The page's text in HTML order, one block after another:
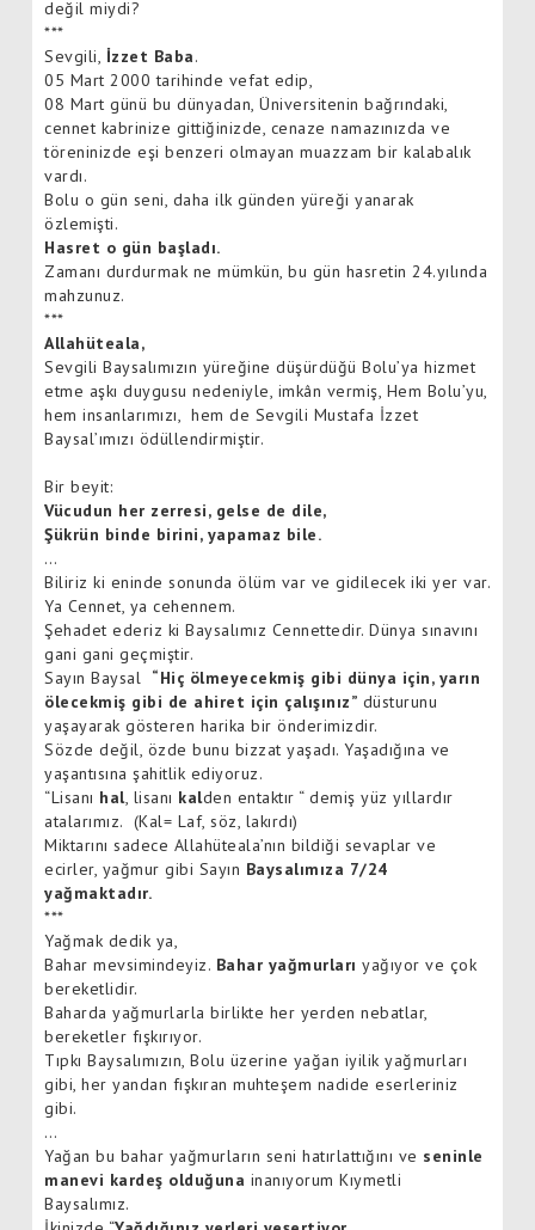
değil miydi?
***
Sevgili, İzzet Baba.
05 Mart 2000 tarihinde vefat edip,
08 Mart günü bu dünyadan, Üniversitenin bağrındaki,
cennet kabrinize gittiğinizde, cenaze namazınızda ve
töreninizde eşi benzeri olmayan muazzam bir kalabalık
vardı.
Bolu o gün seni, daha ilk günden yüreği yanarak
özlemişti.
Hasret o gün başladı.
Zamanı durdurmak ne mümkün, bu gün hasretin 24.yılında
mahzunuz.
***
Allahüteala,
Sevgili Baysalımızın yüreğine düşürdüğü Bolu’ya hizmet
etme aşkı duygusu nedeniyle, imkân vermiş, Hem Bolu’yu,
hem insanlarımızı, hem de Sevgili Mustafa İzzet
Baysal’ımızı ödüllendirmiştir.
Bir beyit:
Vücudun her zerresi, gelse de dile,
Şükrün binde birini, yapamaz bile.
…
Biliriz ki eninde sonunda ölüm var ve gidilecek iki yer var.
Ya Cennet, ya cehennem.
Şehadet ederiz ki Baysalımız Cennettedir. Dünya sınavını
gani gani geçmiştir.
Sayın Baysal “Hiç ölmeyecekmiş gibi dünya için, yarın
ölecekmiş gibi de ahiret için çalışınız” düsturunu
yaşayarak gösteren harika bir önderimizdir.
Sözde değil, özde bunu bizzat yaşadı. Yaşadığına ve
yaşantısına şahitlik ediyoruz.
“Lisanı hal, lisanı kalden entaktır “ demiş yüz yıllardır
atalarımız. (Kal= Laf, söz, lakırdı)
Miktarını sadece Allahüteala’nın bildiği sevaplar ve
ecirler, yağmur gibi Sayın Baysalımıza 7/24
yağmaktadır.
***
Yağmak dedik ya,
Bahar mevsimindeyiz. Bahar yağmurları yağıyor ve çok
bereketlidir.
Baharda yağmurlarla birlikte her yerden nebatlar,
bereketler fışkırıyor.
Tıpkı Baysalımızın, Bolu üzerine yağan iyilik yağmurları
gibi, her yandan fışkıran muhteşem nadide eserleriniz
gibi.
…
Yağan bu bahar yağmurların seni hatırlattığını ve seninle
manevi kardeş olduğuna inanıyorum Kıymetli
Baysalımız.